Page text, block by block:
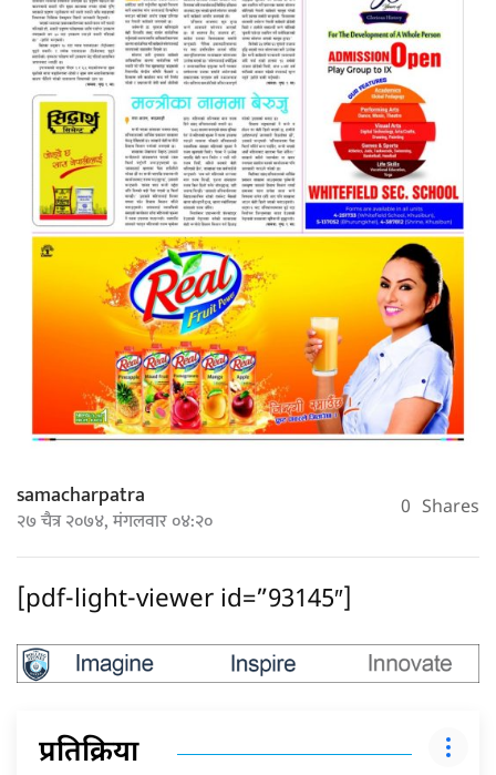
samacharpatra
२७ चैत्र २०७४, मंगलवार ०४:२० 0 Shares
[pdf-light-viewer id=”93145″]
प्रतिक्रिया